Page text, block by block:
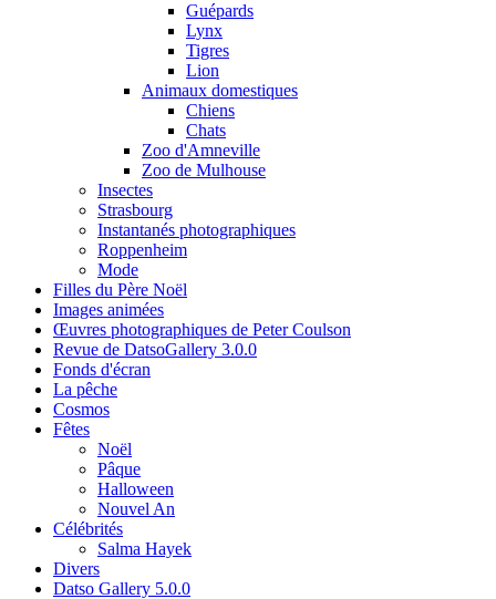
Guépards
Lynx
Tigres
Lion
Animaux domestiques
Chiens
Chats
Zoo d'Amneville
Zoo de Mulhouse
Insectes
Strasbourg
Instantanés photographiques
Roppenheim
Mode
Filles du Père Noël
Images animées
Œuvres photographiques de Peter Coulson
Revue de DatsoGallery 3.0.0
Fonds d'écran
La pêche
Cosmos
Fêtes
Noël
Pâque
Halloween
Nouvel An
Célébrités
Salma Hayek
Divers
Datso Gallery 5.0.0